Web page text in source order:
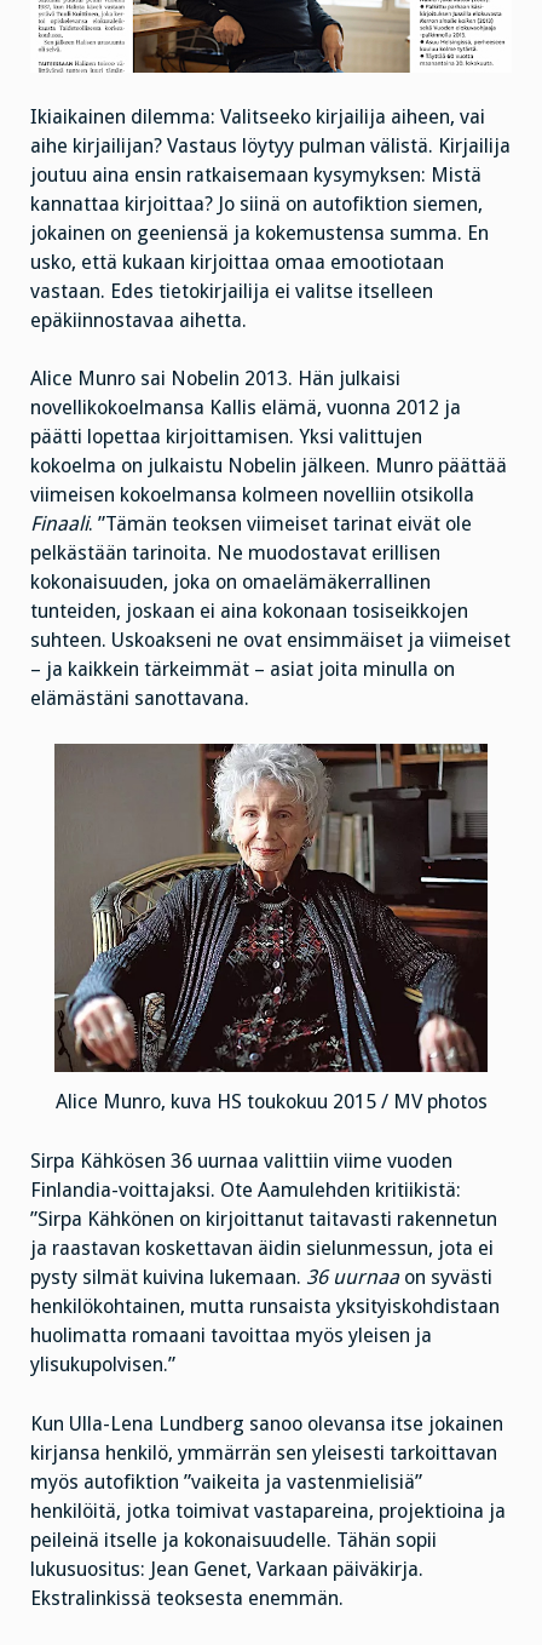
Ikiaikainen dilemma: Valitseeko kirjailija aiheen, vai
aihe kirjailijan? Vastaus löytyy pulman välistä. Kirjailija
joutuu aina ensin ratkaisemaan kysymyksen: Mistä
kannattaa kirjoittaa? Jo siinä on autofiktion siemen,
jokainen on geeniensä ja kokemustensa summa. En
usko, että kukaan kirjoittaa omaa emootiotaan
vastaan. Edes tietokirjailija ei valitse itselleen
epäkiinnostavaa aihetta.
Alice Munro sai Nobelin 2013. Hän julkaisi
novellikokoelmansa Kallis elämä, vuonna 2012 ja
päätti lopettaa kirjoittamisen. Yksi valittujen
kokoelma on julkaistu Nobelin jälkeen. Munro päättää
viimeisen kokoelmansa kolmeen novelliin otsikolla
Finaali. ”Tämän teoksen viimeiset tarinat eivät ole
pelkästään tarinoita. Ne muodostavat erillisen
kokonaisuuden, joka on omaelämäkerrallinen
tunteiden, joskaan ei aina kokonaan tosiseikkojen
suhteen. Uskoakseni ne ovat ensimmäiset ja viimeiset
– ja kaikkein tärkeimmät – asiat joita minulla on
elämästäni sanottavana.
Alice Munro, kuva HS toukokuu 2015 / MV photos
Sirpa Kähkösen 36 uurnaa valittiin viime vuoden
Finlandia-voittajaksi. Ote Aamulehden kritiikistä:
”Sirpa Kähkönen on kirjoittanut taitavasti rakennetun
ja raastavan koskettavan äidin sielunmessun, jota ei
pysty silmät kuivina lukemaan. 36 uurnaa on syvästi
henkilökohtainen, mutta runsaista yksityiskohdistaan
huolimatta romaani tavoittaa myös yleisen ja
ylisukupolvisen.”
Kun Ulla-Lena Lundberg sanoo olevansa itse jokainen
kirjansa henkilö, ymmärrän sen yleisesti tarkoittavan
myös autofiktion ”vaikeita ja vastenmielisiä”
henkilöitä, jotka toimivat vastapareina, projektioina ja
peileinä itselle ja kokonaisuudelle. Tähän sopii
lukusuositus: Jean Genet, Varkaan päiväkirja.
Ekstralinkissä teoksesta enemmän.